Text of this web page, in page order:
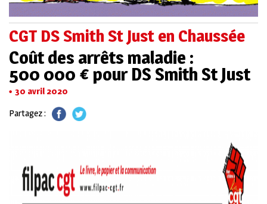
CGT DS Smith St Just en Chaussée
Coût des arrêts maladie :
500 000 € pour DS Smith St Just
30 avril 2020
Partagez :